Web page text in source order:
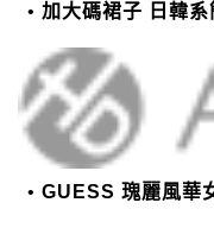
加大碼裙子 日韓系簡約休閒棉麻
GUESS 瑰麗風華